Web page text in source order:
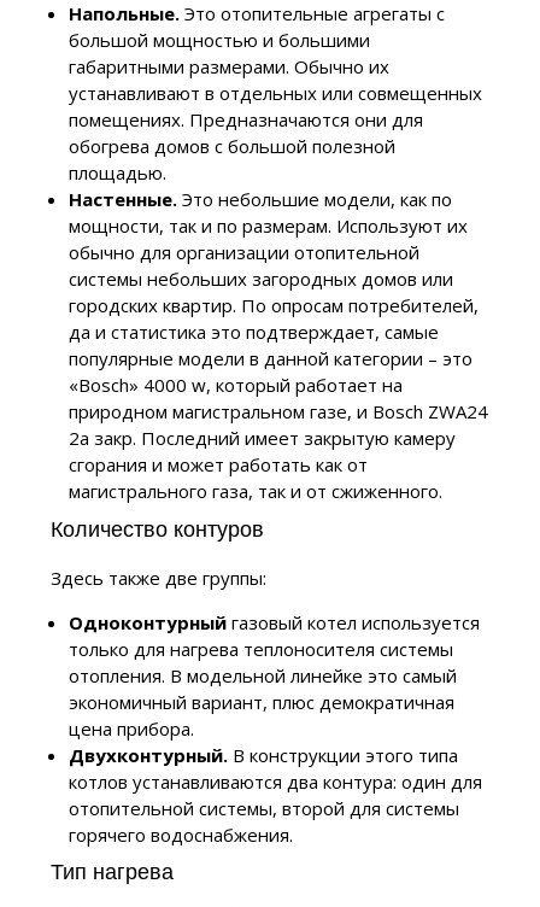
Напольные.Это отопительные агрегаты с
большой мощностью и большими
габаритными размерами. Обычно их
устанавливают в отдельных или совмещенных
помещениях. Предназначаются они для
обогрева домов с большой полезной
площадью.
Настенные.Это небольшие модели, как по
мощности, так и по размерам. Используют их
обычно для организации отопительной
системы небольших загородных домов или
городских квартир. По опросам потребителей,
да и статистика это подтверждает, самые
популярные модели в данной категории – это
«Bosch» 4000 w, который работает на
природном магистральном газе, и Bosch ZWA24
2a закр. Последний имеет закрытую камеру
сгорания и может работать как от
магистрального газа, так и от сжиженного.
Количество контуров
Здесь также две группы:
Одноконтурныйгазовый котел используется
только для нагрева теплоносителя системы
отопления. В модельной линейке это самый
экономичный вариант, плюс демократичная
цена прибора.
Двухконтурный.В конструкции этого типа
котлов устанавливаются два контура: один для
отопительной системы, второй для системы
горячего водоснабжения.
Тип нагрева